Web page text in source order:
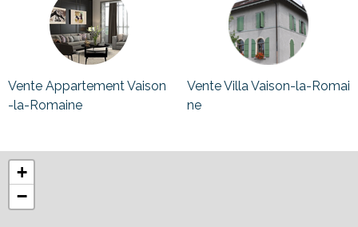
Vente Appartement Vaison
-la-Romaine
Vente Villa Vaison-la-Romai
ne
+
−